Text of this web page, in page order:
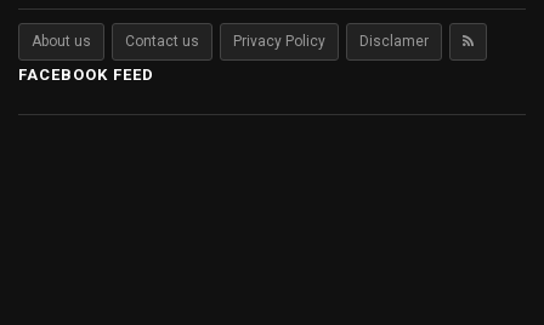
About us Contact us Privacy Policy Disclamer
FACEBOOK FEED